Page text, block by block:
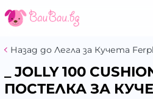
Назад до Легла за Кучета
_ JOLLY 100
ПОСТЕЛКА ЗА